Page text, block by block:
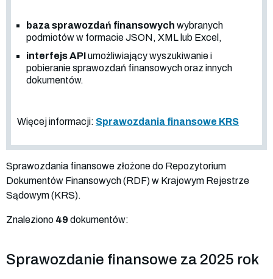
baza sprawozdań finansowych wybranych
podmiotów w formacie JSON, XML lub Excel,
interfejs APIumożliwiający wyszukiwanie i
pobieranie sprawozdań finansowych oraz innych
dokumentów.
Więcej informacji: Sprawozdania finansowe KRS
Sprawozdania finansowe złożone do Repozytorium
Dokumentów Finansowych (RDF) w Krajowym Rejestrze
Sądowym (KRS).
Znaleziono 49 dokumentów:
Sprawozdanie finansowe za 2025 rok